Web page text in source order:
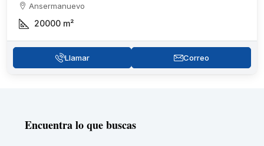
Ansermanuevo
20000 m²
Llamar Correo
Encuentra lo que buscas